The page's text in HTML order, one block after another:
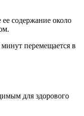
содержание около
перемещается в
для здорового